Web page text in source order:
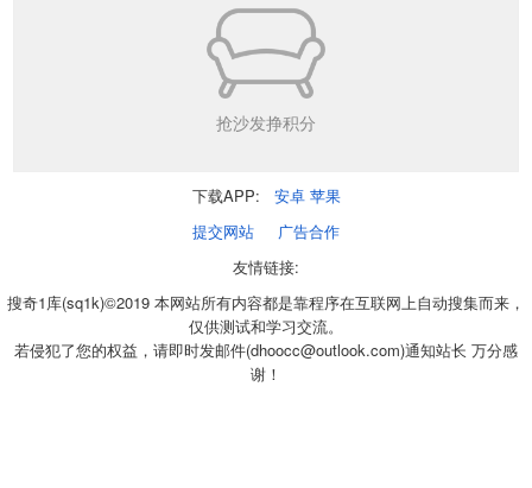
抢沙发挣积分
下载APP: 安卓 苹果
提交网站
广告合作
友情链接:
搜奇1库(sq1k)©2019 本网站所有内容都是靠程序在互联网上自动搜集而来，
仅供测试和学习交流。
若侵犯了您的权益，请即时发邮件(dhoocc@outlook.com)通知站长 万分感
谢！